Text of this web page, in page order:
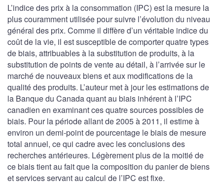
L’indice des prix à la consommation (IPC) est la mesure la
plus couramment utilisée pour suivre l’évolution du niveau
général des prix. Comme il diffère d’un véritable indice du
coût de la vie, il est susceptible de comporter quatre types
de biais, attribuables à la substitution de produits, à la
substitution de points de vente au détail, à l’arrivée sur le
marché de nouveaux biens et aux modifications de la
qualité des produits. L’auteur met à jour les estimations de
la Banque du Canada quant au biais inhérent à l’IPC
canadien en examinant ces quatre sources possibles de
biais. Pour la période allant de 2005 à 2011, il estime à
environ un demi-point de pourcentage le biais de mesure
total annuel, ce qui cadre avec les conclusions des
recherches antérieures. Légèrement plus de la moitié de
ce biais tient au fait que la composition du panier de biens
et services servant au calcul de l’IPC est fixe.